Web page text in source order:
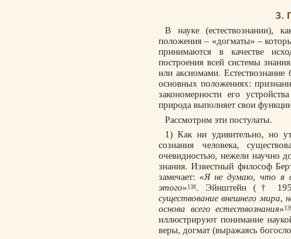
3.
В науке (естествознании),
положения – «догматы» –
принимаются в качестве
построения всей системы
или аксиомами.
основных положениях:
закономерности его
природа выполняет свои
Рассмотрим эти постулаты.
1) Как ни удивительно, но
сознания человека,
очевидностью, нежели научно
знания. Известный философ
замечает: «Я не думаю, что я
этого»138. Эйнштейн (†
существование внешнего мира,
основа всего естествознания»
иллюстрируют понимание
веры, догмат (выражаясь